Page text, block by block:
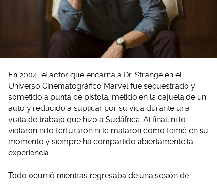
En 2004, el actor que encarna a Dr. Strange en el
Universo Cinematográfico Marvel fue secuestrado y
sometido a punta de pistola, metido en la cajuela de un
auto y reducido a suplicar por su vida durante una
visita de trabajo que hizo a Sudáfrica. Al final, ni lo
violaron ni lo torturaron ni lo mataron como temió en su
momento y siempre ha compartido abiertamente la
experiencia.
Todo ocurrió mientras regresaba de una sesión de